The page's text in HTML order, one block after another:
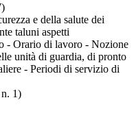
e della salute dei
taluni aspetti
- Orario di lavoro - Nozione
unità di guardia, di pronto
- Periodi di servizio di
1)